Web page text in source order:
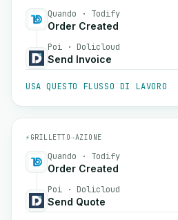
Quando · Todify
Order Created
Poi · Dolicloud
Send Invoice
USA QUESTO FLUSSO DI LAVORO
⚡ GRILLETTO→AZIONE
Quando · Todify
Order Created
Poi · Dolicloud
Send Quote